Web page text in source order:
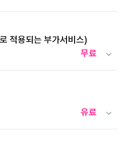
적용되는 부가서비스)
무료
유료